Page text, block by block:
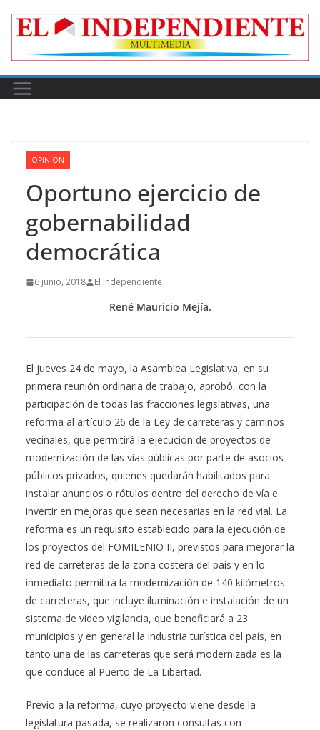
OPINIÓN
Oportuno ejercicio de
gobernabilidad
democrática
6 junio, 2018 El Independiente
René Mauricio Mejía.
El jueves 24 de mayo, la Asamblea Legislativa, en su
primera reunión ordinaria de trabajo, aprobó, con la
participación de todas las fracciones legislativas, una
reforma al artículo 26 de la Ley de carreteras y caminos
vecinales, que permitirá la ejecución de proyectos de
modernización de las vías públicas por parte de asocios
públicos privados, quienes quedarán habilitados para
instalar anuncios o rótulos dentro del derecho de vía e
invertir en mejoras que sean necesarias en la red vial. La
reforma es un requisito establecido para la ejecución de
los proyectos del FOMILENIO II, previstos para mejorar la
red de carreteras de la zona costera del país y en lo
inmediato permitirá la modernización de 140 kilómetros
de carreteras, que incluye iluminación e instalación de un
sistema de video vigilancia, que beneficiará a 23
municipios y en general la industria turística del país, en
tanto una de las carreteras que será modernizada es la
que conduce al Puerto de La Libertad.
Previo a la reforma, cuyo proyecto viene desde la
legislatura pasada, se realizaron consultas con